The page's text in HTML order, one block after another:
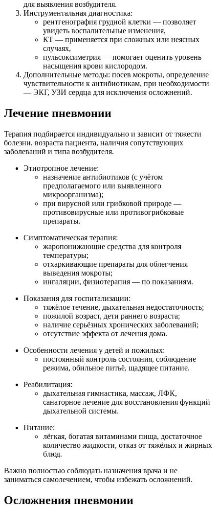
для выявления возбудителя.
Инструментальная диагностика:
рентгенография грудной клетки — позволяет
увидеть воспалительные изменения,
КТ — применяется при сложных или неясных
случаях,
пульсоксиметрия — помогает оценить уровень
насыщения крови кислородом.
Дополнительные методы: посев мокроты, определение
чувствительности к антибиотикам, при необходимости
— ЭКГ, УЗИ сердца для исключения осложнений.
Лечение пневмонии
Терапия подбирается индивидуально и зависит от тяжести
болезни, возраста пациента, наличия сопутствующих
заболеваний и типа возбудителя.
Этиотропное лечение:
назначение антибиотиков (с учётом
предполагаемого или выявленного
микроорганизма);
при вирусной или грибковой природе —
противовирусные или противогрибковые
препараты.
Симптоматическая терапия:
жаропонижающие средства для контроля
температуры;
отхаркивающие препараты для облегчения
выведения мокроты;
ингаляции, физиотерапия — по показаниям.
Показания для госпитализации:
тяжёлое течение, дыхательная недостаточность;
пожилой возраст, дети раннего возраста;
наличие серьёзных хронических заболеваний;
отсутствие эффекта от лечения дома.
Особенности лечения у детей и пожилых:
постоянный контроль состояния, соблюдение
режима, обильное питьё, щадящее питание.
Реабилитация:
дыхательная гимнастика, массаж, ЛФК,
санаторное лечение для восстановления функций
дыхательной системы.
Питание:
лёгкая, богатая витаминами пища, достаточное
количество жидкости, отказ от тяжёлых и жирных
блюд.
Важно полностью соблюдать назначения врача и не
заниматься самолечением, чтобы избежать осложнений.
Осложнения пневмонии